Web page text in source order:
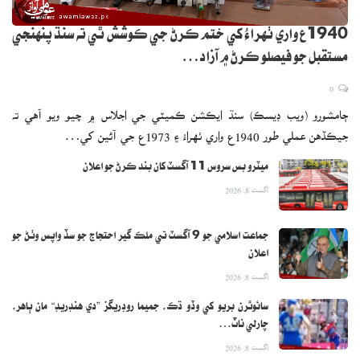
1940ع واري ٺهراءُ کي ختم ڪرڻ جي ڪوشش ٿي ته سنڌ پنهنجي
مستقبل جو فيصلو ڪرڻ ۾ آزاد…
ڄامشورو (ويب ڊيسڪ) سنڌ ايڪشن ڪميٽي جي اجلاس ۾ چيو ويو آهي ته
جيڪڏهن عملي طور 1940ع واري ٺهراءُ ۽ 1973ع جي آئين کي…
ميٽرو بس سروس 11 آگسٽ کان بند ڪرڻ جو اعلان
اگست 8, 2026
جماعت اسلامي جو 9 آگسٽ تي ملڪ گير احتجاج جو سڏ واپس وٺڻ جو
اعلان
اگست 8, 2026
سائوٿرن بريو کي وڏو ڌڪ، جميما روڊريگز ”دي هنڊريڊ“ مان ٻاهر،
چارلي ناٽ…
اگست 8, 2026